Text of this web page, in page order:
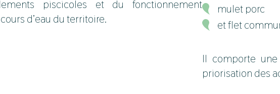
piscicoles et du fonctionnement
d’eau du territoire.
mulet porc
et flet
Il comporte une
priorisation des